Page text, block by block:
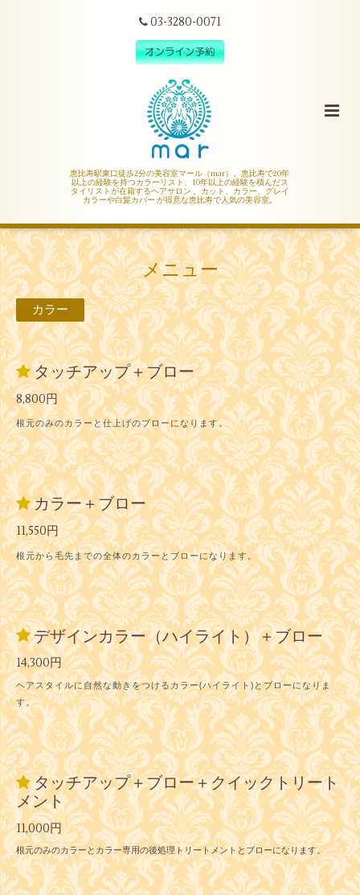
03-3280-0071
恵比寿駅東口徒歩2分の美容室マール（mar）。恵比寿で20年
以上の経験を持つカラーリスト、10年以上の経験を積んだス
タイリストが在籍するヘアサロン 。カット、カラー、グレイ
カラーや白髪カバー が得意な恵比寿で人気の美容室。
メニュー
カラー
タッチアップ＋ブロー
8,800円
根元のみのカラーと仕上げのブローになります。
カラー＋ブロー
11,550円
根元から毛先までの全体のカラーとブローになります。
デザインカラー（ハイライト）＋ブロー
14,300円
ヘアスタイルに自然な動きをつけるカラー(ハイライト)とブローになりま
す。
タッチアップ＋ブロー＋クイックトリート
メント
11,000円
根元のみのカラーとカラー専用の後処理トリートメントとブローになります。